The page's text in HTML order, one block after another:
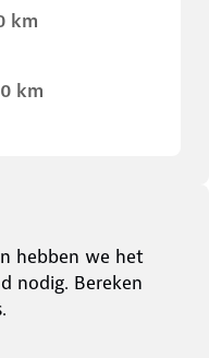
km
km
hebben we het
nodig. Bereken